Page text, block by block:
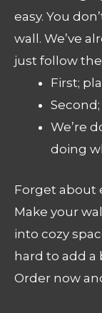
easy. You
wall. We’ve
just follow
First;
We’re
doing
Forget about
Make your
into cozy
hard to add a
Order now